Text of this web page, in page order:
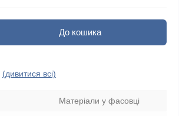
До кошика
(дивитися всі)
Матеріали у фасовці